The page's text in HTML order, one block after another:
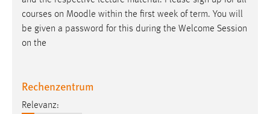
courses on Moodle within the first week of term. You will
be given a password for this during the Welcome Session
on the
Rechenzentrum
Relevanz:
Conversion-Tracking
Cookie Laufzeit:
3 Monate
Facebook Pixel
Name: